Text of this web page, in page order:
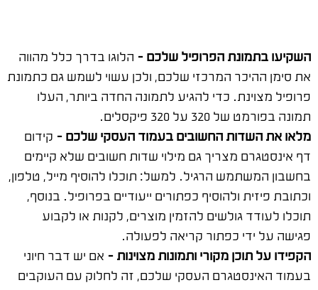
השקיעו בתמונת הפרופיל שלכם – הלוגו בדרך כלל מהווה
את סימן ההיכר המרכזי שלכם, ולכן עשוי לשמש גם כתמונת
פרופיל מצוינת. כדי להגיע לתמונה החדה ביותר, העלו
תמונה בפורמט של 320 על 320 פיקסלים.
מלאו את השדות החשובים בעמוד העסקי שלכם – קידום
דף אינסטגרם מצריך גם מילוי שדות חשובים שלא קיימים
בחשבון המשתמש הרגיל. למשל: תוכלו להוסיף מייל, טלפון,
וכתובת פיזית ולהוסיף כפתורים ייעודיים בפרופיל. בנוסף,
תוכלו לעודד גולשים להזמין מוצרים, לקנות או לקבוע
פגישה על ידי כפתור קריאה לפעולה.
הקפידו על תוכן מקורי ותמונות מצוינות – אם יש דבר חיוני
בעמוד האינסטגרם העסקי שלכם, זה לחלוק עם העוקבים